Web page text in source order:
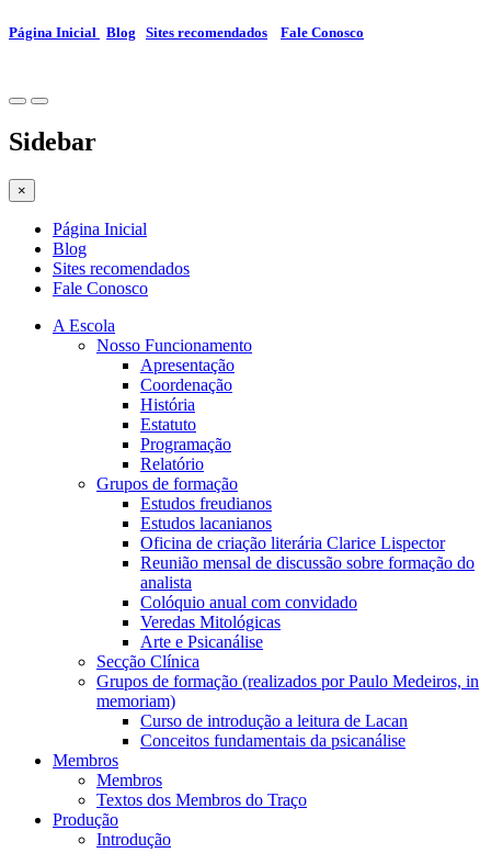
Página Inicial Blog Sites recomendados Fale Conosco
Sidebar
×
Página Inicial
Blog
Sites recomendados
Fale Conosco
A Escola
Nosso Funcionamento
Apresentação
Coordenação
História
Estatuto
Programação
Relatório
Grupos de formação
Estudos freudianos
Estudos lacanianos
Oficina de criação literária Clarice Lispector
Reunião mensal de discussão sobre formação do
analista
Colóquio anual com convidado
Veredas Mitológicas
Arte e Psicanálise
Secção Clínica
Grupos de formação (realizados por Paulo Medeiros, in
memoriam)
Curso de introdução a leitura de Lacan
Conceitos fundamentais da psicanálise
Membros
Membros
Textos dos Membros do Traço
Produção
Introdução